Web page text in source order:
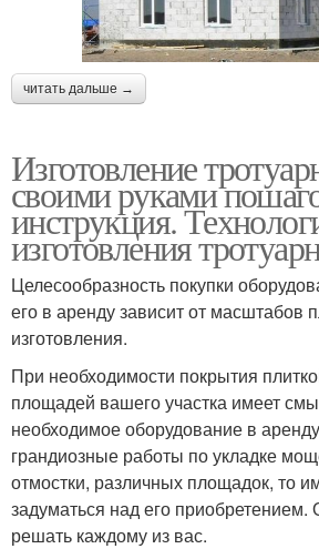
читать дальше →
Изготовление
своими руками
инструкция.
изготовления
Целесообразность покупки
его в аренду зависит от масштабов
изготовления.
При необходимости покрытия
площадей вашего участка имеет
необходимое оборудование в
грандиозные работы по укладке
отмостки, различных площадок, то
задуматься над его
решать каждому из вас.